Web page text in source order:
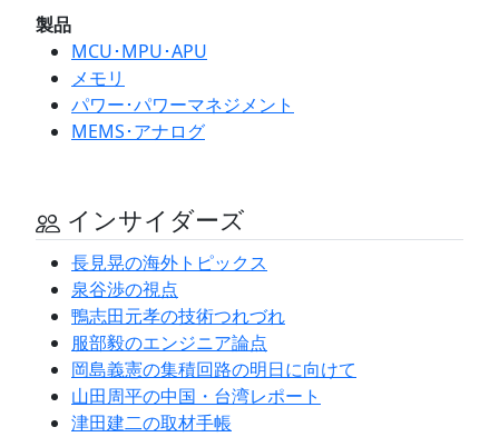
製品
MCU･MPU･APU
メモリ
パワー･パワーマネジメント
MEMS･アナログ
インサイダーズ
長見晃の海外トピックス
泉谷渉の視点
鴨志田元孝の技術つれづれ
服部毅のエンジニア論点
岡島義憲の集積回路の明日に向けて
山田周平の中国・台湾レポート
津田建二の取材手帳